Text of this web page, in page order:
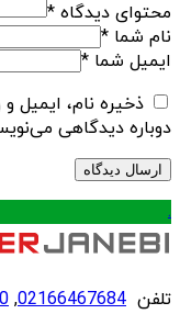
محتوای دیدگاه *
نام شما *
ایمیل شما *
ذخیره نام، ایمیل
دوباره دیدگاهی
.
تلفن 02166467684
,